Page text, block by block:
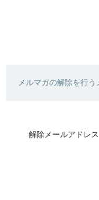
メルマガの解除を行
解除メールアドレス